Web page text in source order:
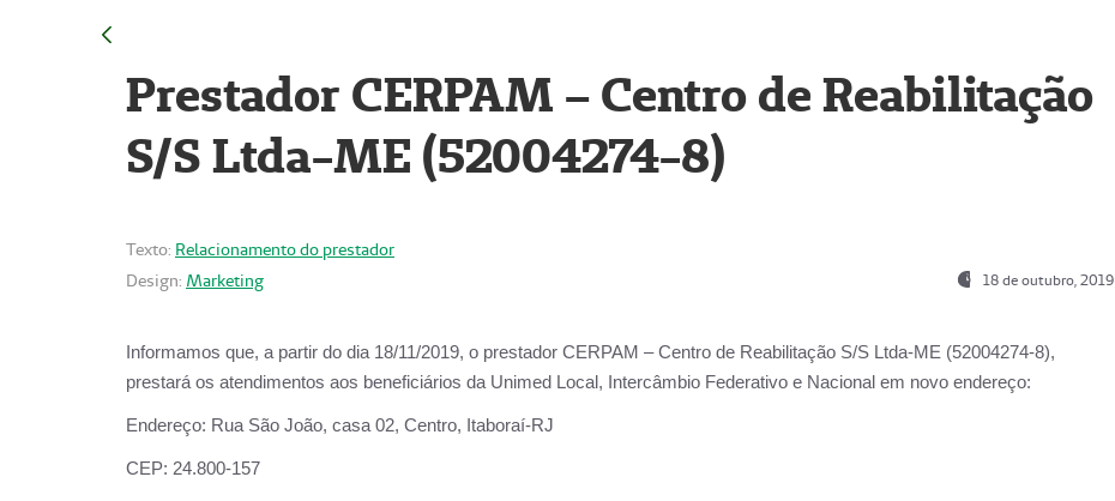
Prestador CERPAM – Centro de Reabilitação
S/S Ltda-ME (52004274-8)
Texto: Relacionamento do prestador
Design: Marketing 18 de outubro, 2019
Informamos que, a partir do dia 18/11/2019, o prestador CERPAM – Centro de Reabilitação S/S Ltda-ME (52004274-8),
prestará os atendimentos aos beneficiários da Unimed Local, Intercâmbio Federativo e Nacional em novo endereço:
Endereço: Rua São João, casa 02, Centro, Itaboraí-RJ
CEP: 24.800-157